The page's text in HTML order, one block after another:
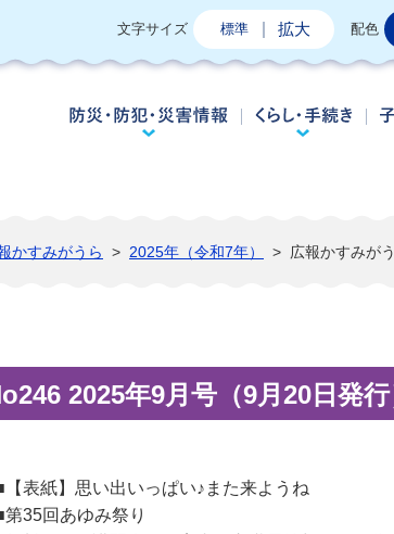
文字サイズ 標準 拡大 配色
防災・防犯・災害
く
かすみがうら > 2025年（令和7年） > 広報かすみが
2025年9月号（9月20日発行
【表紙】思い出いっぱい♪また来ようね
第35回あゆみ祭り